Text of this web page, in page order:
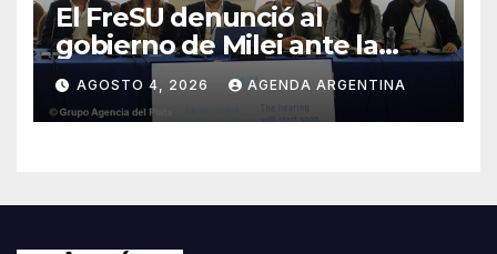
El FreSU denunció al
gobierno de Milei ante la
CIDH por la reforma laboral y
la persecución a dirigentes
sindicales
AGOSTO 4, 2026 AGENDA ARGENTINA